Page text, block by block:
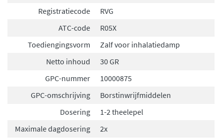
Registratiecode
RVG
ATC-code
R05X
Toediengingsvorm
Zalf voor inhalatiedamp
Netto inhoud
30 GR
GPC-nummer
10000875
GPC-omschrijving
Borstinwrijfmiddelen
Dosering
1-2 theelepel
Maximale dagdosering
2x